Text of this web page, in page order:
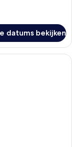
datums bekijken
hotelkamer met een